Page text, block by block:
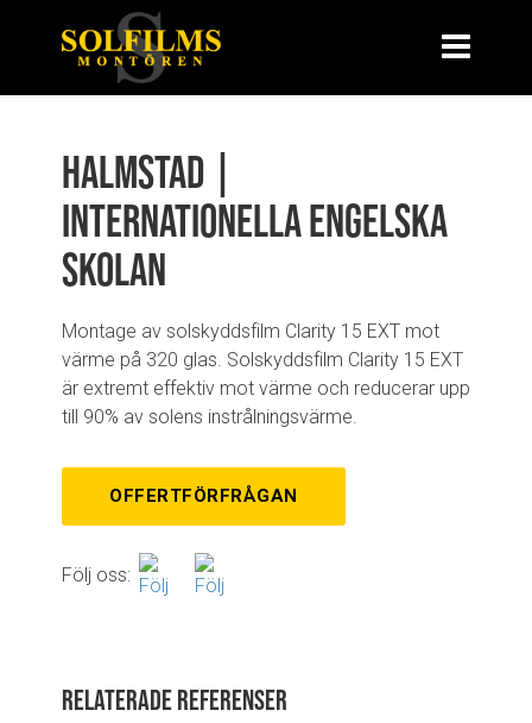
Halmstad |
Internationella Engelska
skolan
Montage av solskyddsfilm Clarity 15 EXT mot
värme på 320 glas. Solskyddsfilm Clarity 15 EXT
är extremt effektiv mot värme och reducerar upp
till 90% av solens instrålningsvärme.
OFFERTFÖRFRÅGAN
Följ oss:
Relaterade referenser